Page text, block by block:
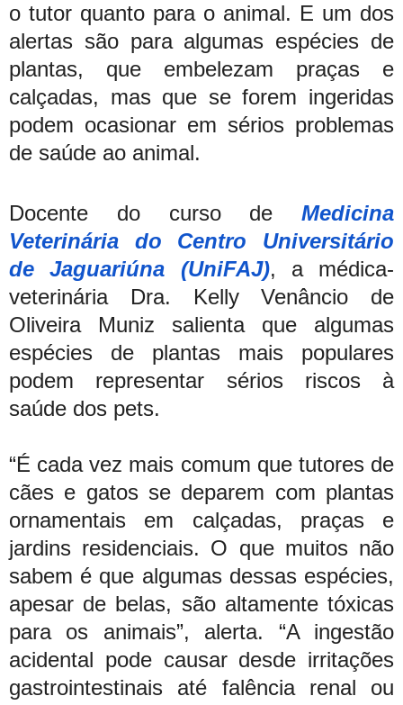
o tutor quanto para o animal. E um dos
alertas são para algumas espécies de
plantas, que embelezam praças e
calçadas, mas que se forem ingeridas
podem ocasionar em sérios problemas
de saúde ao animal.
Docente do curso de Medicina
Veterinária do Centro Universitário
de Jaguariúna (UniFAJ), a médica-
veterinária Dra. Kelly Venâncio de
Oliveira Muniz salienta que algumas
espécies de plantas mais populares
podem representar sérios riscos à
saúde dos pets.
“É cada vez mais comum que tutores de
cães e gatos se deparem com plantas
ornamentais em calçadas, praças e
jardins residenciais. O que muitos não
sabem é que algumas dessas espécies,
apesar de belas, são altamente tóxicas
para os animais”, alerta. “A ingestão
acidental pode causar desde irritações
gastrointestinais até falência renal ou